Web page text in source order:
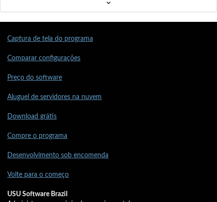
Captura de tela do programa
Comparar configurações
Preço do software
Aluguel de servidores na nuvem
Download grátis
Compre o programa
Desenvolvimento sob encomenda
Volte para o começo
USU Software Brazil